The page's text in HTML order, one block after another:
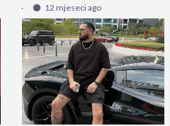
12 mjeseci ago